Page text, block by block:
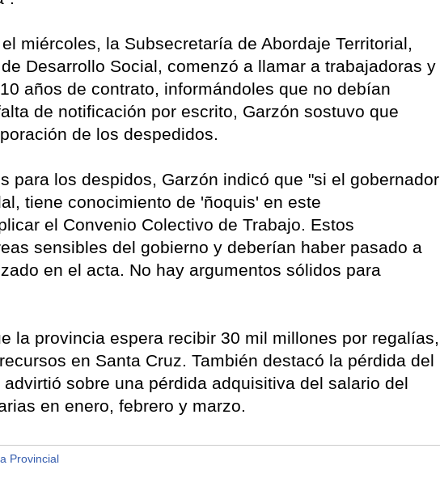
miércoles, la Subsecretaría de Abordaje Territorial,
Desarrollo Social, comenzó a llamar a trabajadoras y
años de contrato, informándoles que no debían
de notificación por escrito, Garzón sostuvo que
de los despedidos.
para los despidos, Garzón indicó que "si el gobernador
tiene conocimiento de 'ñoquis' en este
el Convenio Colectivo de Trabajo. Estos
sensibles del gobierno y deberían haber pasado a
en el acta. No hay argumentos sólidos para
la provincia espera recibir 30 mil millones por regalías,
en Santa Cruz. También destacó la pérdida del
sobre una pérdida adquisitiva del salario del
en enero, febrero y marzo.
Provincial